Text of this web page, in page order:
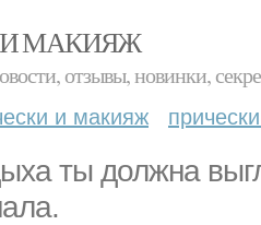
МАКИЯЖ
отзывы, новинки,
и макияж
ты должна